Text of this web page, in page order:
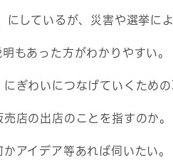
しているが、災害や選挙に
もあった方がわかりやすい。
ぎわいにつなげていくための
店の出店のことを指すのか。
アイデア等あれば伺いたい。